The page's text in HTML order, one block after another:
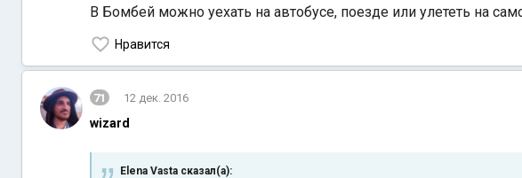
В Бомбей можно уехать на автобусе, поезде или улететь на
Нравится
71 12 дек. 2016
wizard
Elena Vasta сказал(а):